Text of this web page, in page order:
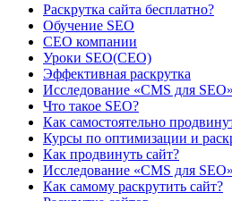
Раскрутка сайта бесплатно?
Обучение SEO
CEO компании
Уроки SEO(СЕО)
Эффективная раскрутка
Исследование «CMS для
Что такое SEO?
Как самостоятельно
Курсы по оптимизации и
Как продвинуть сайт?
Исследование «CMS для SEO»
Как самому раскрутить сайт?